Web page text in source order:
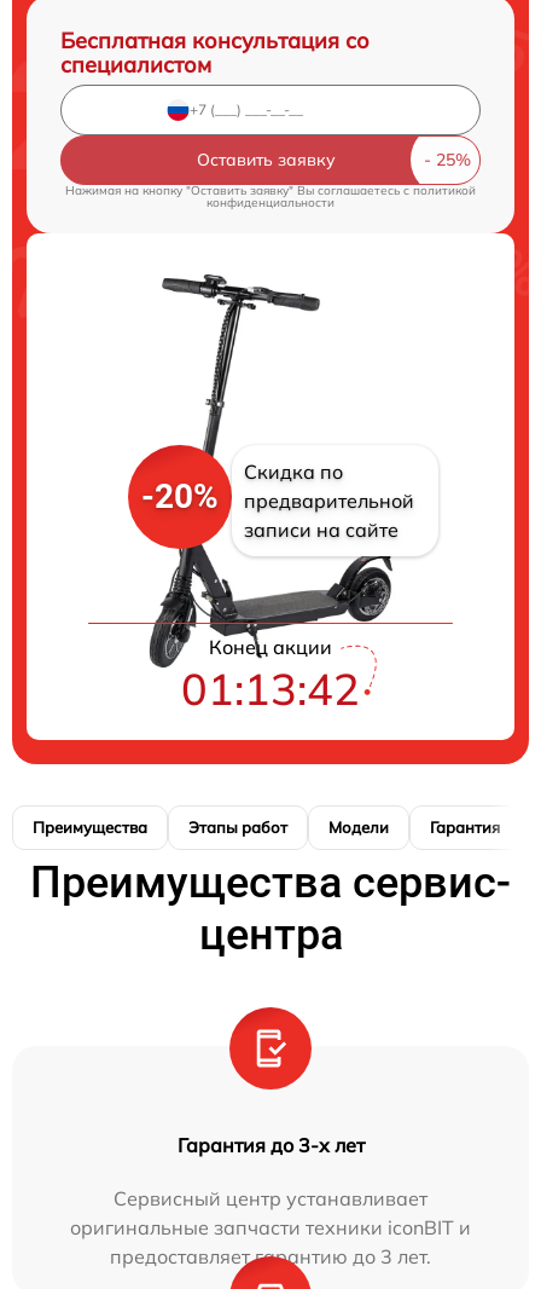
Бесплатная консультация со
специалистом
Оставить заявку
Нажимая на кнопку "Оставить заявку" Вы соглашаетесь cполитикой
конфиденциальности
-20%
Скидка по
предварительной
записи на сайте
Конец акции
01:13:42
Преимущества Этапы работ Модели Гарантия
Преимущества сервис-
центра
Гарантия до 3-х лет
Сервисный центр устанавливает
оригинальные запчасти техники iconBIT и
предоставляет гарантию до 3 лет.